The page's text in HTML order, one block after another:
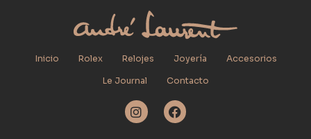
Inicio Rolex Relojes Joyería
Accesorios
Le Journal
Contacto
I
n
F
a